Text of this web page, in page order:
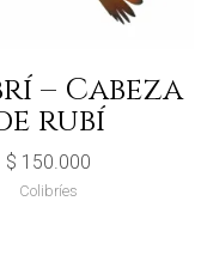
– Cabeza
rubí
$ 150.000
Colibríes